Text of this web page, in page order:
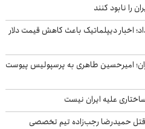
را نابود کنند
ارز فردا یکشنبه ۱۸ مرداد؛ اخبار دیپلماتیک باعث کاهش قیمت دلار
امیرحسین طاهری به پرسپولیس پیوست
علیه ایران نیست
قتل حمیدرضا رجب‌زاده تیم تخصصی